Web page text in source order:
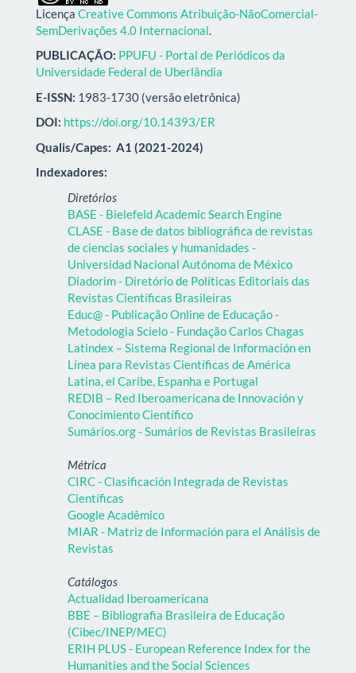
Licença Creative Commons Atribuição-NãoComercial-
SemDerivações 4.0 Internacional.
PUBLICAÇÃO: PPUFU - Portal de Periódicos da
Universidade Federal de Uberlândia
E-ISSN: 1983-1730 (versão eletrônica)
DOI: https://doi.org/10.14393/ER
Qualis/Capes: A1 (2021-2024)
Indexadores:
Diretórios
BASE - Bielefeld Academic Search Engine
CLASE - Base de datos bibliográfica de revistas
de ciencias sociales y humanidades -
Universidad Nacional Autónoma de México
Diadorim - Diretório de Políticas Editoriais das
Revistas Científicas Brasileiras
Educ@ - Publicação Online de Educação -
Metodologia Scielo - Fundação Carlos Chagas
Latindex – Sistema Regional de Información en
Línea para Revistas Científicas de América
Latina, el Caribe, Espanha e Portugal
REDIB – Red Iberoamericana de Innovación y
Conocimiento Científico
Sumários.org - Sumários de Revistas Brasileiras
Métrica
CIRC - Clasificación Integrada de Revistas
Científicas
Google Acadêmico
MIAR - Matriz de Información para el Análisis de
Revistas
Catálogos
Actualidad Iberoamericana
BBE – Bibliografia Brasileira de Educação
(Cibec/INEP/MEC)
ERIH PLUS - European Reference Index for the
Humanities and the Social Sciences